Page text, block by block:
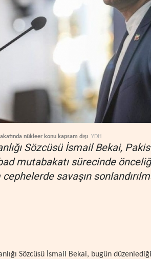
nükleer konu kapsam dışı YDH
Sözcüsü İsmail Bekai,
mutabakatı sürecinde
savaşın
Sözcüsü İsmail Bekai, bugün